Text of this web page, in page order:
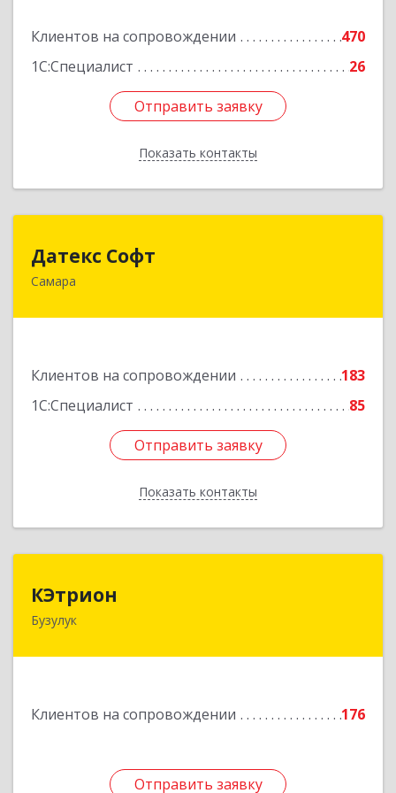
Клиентов на сопровождении
470
1С:Специалист
26
Отправить заявку
Показать контакты
Отправить заявку
Назад
Датекс Софт
Самара
Клиентов на сопровождении
183
1С:Специалист
85
Отправить заявку
Показать контакты
443070, Самарская обл, Самара г, Партизанская
Отправить заявку
Назад
КЭтрион
Бузулук
Клиентов на сопровождении 176
Отправить заявку
461040, Оренбургская обл, Бузулук г, Пушкина
Отправить заявку